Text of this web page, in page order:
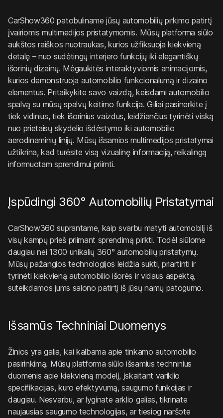
CarShow360 patobuliname jūsų automobilių pirkimo patirtį
įvairiomis multimedijos pristatymomis. Mūsų platforma siūlo
aukštos raiškos nuotraukas, kurios užfiksuoja kiekvieną
detalę – nuo sudėtingų interjero funkcijų iki elegantiškų
išorinių dizainų. Mėgaukitės interaktyviomis animacijomis,
kurios demonstruoja automobilio funkcionalumą ir dizaino
elementus. Pritaikykite savo vaizdą, keisdami automobilio
spalvą su mūsų spalvų keitimo funkcija. Giliai pasinerkite į
tiek vidinius, tiek išorinius vaizdus, leidžiančius tyrinėti viską
nuo prietaisų skydelio išdėstymo iki automobilio
aerodinaminių linijų. Mūsų išsamios multimedijos pristatymai
užtikrina, kad turėsite visą vizualinę informaciją, reikalingą
informuotam sprendimui priimti.
Įspūdingi 360° Automobilių Pristatymai
CarShow360 suprantame, kaip svarbu matyti automobilį iš
visų kampų prieš priimant sprendimą pirkti. Todėl siūlome
daugiau nei 1300 unikalių 360° automobilių pristatymų.
Mūsų pažangios technologijos leidžia sukti, priartinti ir
tyrinėti kiekvieną automobilio išorės ir vidaus aspektą,
suteikdamos jums salono patirtį iš jūsų namų patogumo.
Išsamūs Techniniai Duomenys
Žinios yra galia, kai kalbama apie tinkamo automobilio
pasirinkimą. Mūsų platforma siūlo išsamius techninius
duomenis apie kiekvieną modelį, įskaitant variklio
specifikacijas, kuro efektyvumą, saugumo funkcijas ir
daugiau. Nesvarbu, ar lyginate arklio galias, tikrinate
naujausias saugumo technologijas, ar tiesiog naršote